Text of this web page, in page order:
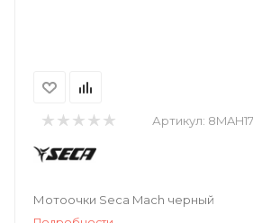
Артикул:
Мотоочки Seca Mach черный